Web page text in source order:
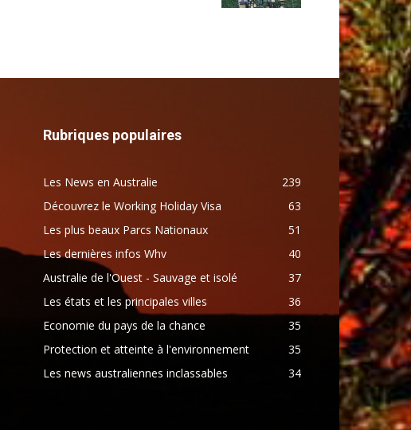
Rubriques populaires
Les News en Australie
239
Découvrez le Working Holiday Visa
63
Les plus beaux Parcs Nationaux
51
Les dernières infos Whv
40
Australie de l'Ouest - Sauvage et isolé
37
Les états et les principales villes
36
Economie du pays de la chance
35
Protection et atteinte à l'environnement
35
Les news australiennes inclassables
34